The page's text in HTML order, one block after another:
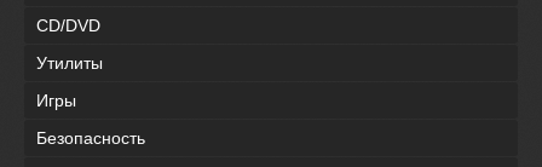
CD/DVD
Утилиты
Игры
Безопасность